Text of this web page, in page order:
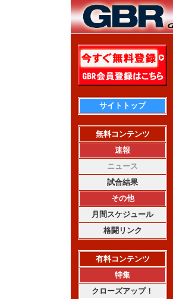
サイトトップ
無料コンテンツ
速報
ニュース
試合結果
その他
月間スケジュール
格闘リンク
有料コンテンツ
特集
クローズアップ！